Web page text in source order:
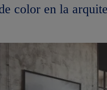
color en la